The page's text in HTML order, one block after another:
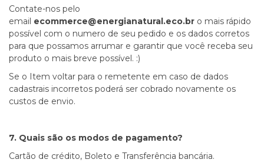
Contate-nos pelo
email ecommerce@energianatural.eco.br o mais rápido
possível com o numero de seu pedido e os dados corretos
para que possamos arrumar e garantir que você receba seu
produto o mais breve possível. :)
Se o Item voltar para o remetente em caso de dados
cadastrais incorretos poderá ser cobrado novamente os
custos de envio.
7. Quais são os modos de pagamento?
Cartão de crédito, Boleto e Transferência bancária.